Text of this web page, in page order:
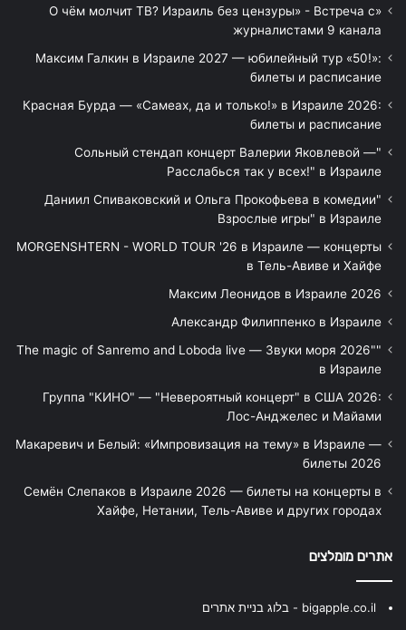
«О чём молчит ТВ? Израиль без цензуры» - Встреча с
журналистами 9 канала
Максим Галкин в Израиле 2027 — юбилейный тур «50!»:
билеты и расписание
Красная Бурда — «Самеах, да и только!» в Израиле 2026:
билеты и расписание
"Сольный стендап концерт Валерии Яковлевой —
Расслабься так у всех!" в Израиле
"Даниил Спиваковский и Ольга Прокофьева в комедии
Взрослые игры" в Израиле
MORGENSHTERN - WORLD TOUR '26 в Израиле — концерты
в Тель-Авиве и Хайфе
Максим Леонидов в Израиле 2026
Александр Филиппенко в Израиле
"The magic of Sanremo and Loboda live — Звуки моря 2026"
в Израиле
Группа "КИНО" — "Невероятный концерт" в США 2026:
Лос-Анджелес и Майами
Макаревич и Белый: «Импровизация на тему» в Израиле —
билеты 2026
Семён Слепаков в Израиле 2026 — билеты на концерты в
Хайфе, Нетании, Тель-Авиве и других городах
אתרים מומלצים
bigapple.co.il - בלוג בניית אתרים